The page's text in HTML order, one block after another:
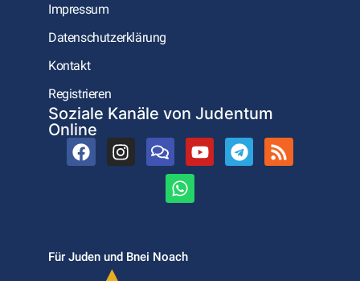
Impressum
Datenschutzerklärung
Kontakt
Registrieren
Soziale Kanäle von Judentum
Online
Für Juden und Bnei Noach